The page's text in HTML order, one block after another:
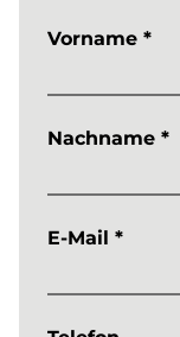
Vorname *
Nachname *
E-Mail *